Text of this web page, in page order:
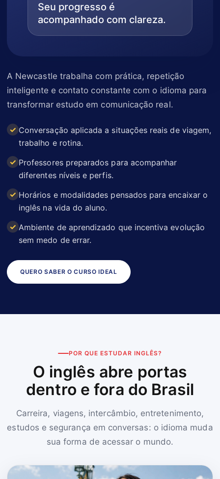
Seu progresso é
acompanhado com clareza.
A Newcastle trabalha com prática, repetição
inteligente e contato constante com o idioma para
transformar estudo em comunicação real.
Conversação aplicada a situações reais de viagem,
trabalho e rotina.
Professores preparados para acompanhar
diferentes níveis e perfis.
Horários e modalidades pensados para encaixar o
inglês na vida do aluno.
Ambiente de aprendizado que incentiva evolução
sem medo de errar.
QUERO SABER O CURSO IDEAL
POR QUE ESTUDAR INGLÊS?
O inglês abre portas
dentro e fora do Brasil
Carreira, viagens, intercâmbio, entretenimento,
estudos e segurança em conversas: o idioma muda
sua forma de acessar o mundo.